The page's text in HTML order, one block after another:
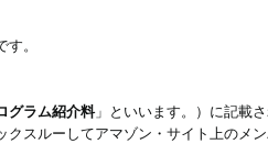
。
グラム紹介料」といいます。）に記載
スルーしてアマゾン・サイト上の